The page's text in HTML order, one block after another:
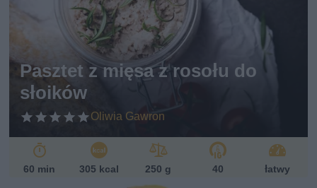
Pasztet z mięsa z rosołu do
słoików
Oliwia Gawron
60 min 305 kcal 250 g 40 łatwy